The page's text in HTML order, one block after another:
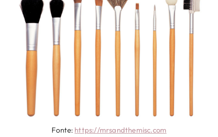
Fonte: https://mrsandthemisc.com